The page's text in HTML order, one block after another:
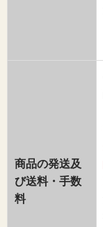
商品の発送及
び送料・手数
料